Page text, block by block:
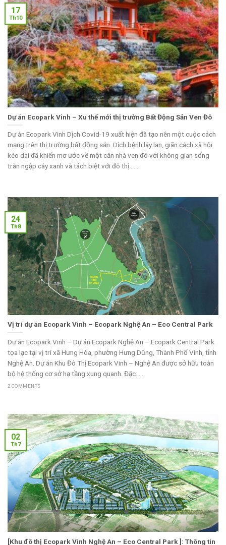
Dự án Ecopark Vinh – Xu thế mới thị trường Bất Động Sản Ven Đô
Dự án Ecopark Vinh Dịch Covid-19 xuất hiện đã tạo nên một cuộc cách
mạng trên thị trường bất động sản. Dịch bệnh lây lan, giãn cách xã hội
kéo dài đã khiến mơ ước về một căn nhà ven đô với không gian sống
tràn ngập cây xanh và tách biệt với đô thị......
17
Th10
Vị trí dự án Ecopark Vinh – Ecopark Nghệ An – Eco Central Park
Dự án Ecopark Vinh – Dự án Ecopark Nghệ An – Ecopark Central Park
tọa lạc tại vị trí xã Hưng Hòa, phường Hưng Dũng, Thành Phố Vinh, tỉnh
Nghệ An. Dự án Khu Đô Thị Ecopark Vinh – Nghệ An được sở hữu toàn
bộ hệ thống cơ sở hạ tầng xung quanh. Đặc......
2 COMMENTS
24
Th8
[Khu đô thị Ecopark Vinh Nghệ An – Eco Central Park ]: Thông tin
02
Th7